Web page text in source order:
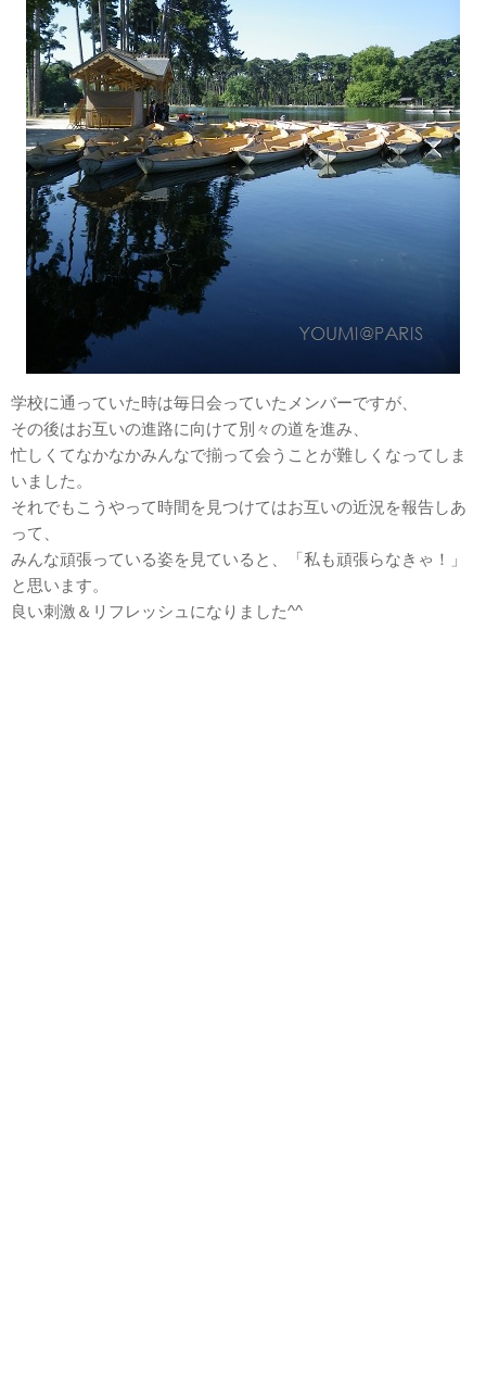
学校に通っていた時は毎日会っていたメンバーですが、
その後はお互いの進路に向けて別々の道を進み、
忙しくてなかなかみんなで揃って会うことが難しくなってしま
いました。
それでもこうやって時間を見つけてはお互いの近況を報告しあ
って、
みんな頑張っている姿を見ていると、「私も頑張らなきゃ！」
と思います。
良い刺激＆リフレッシュになりました^^